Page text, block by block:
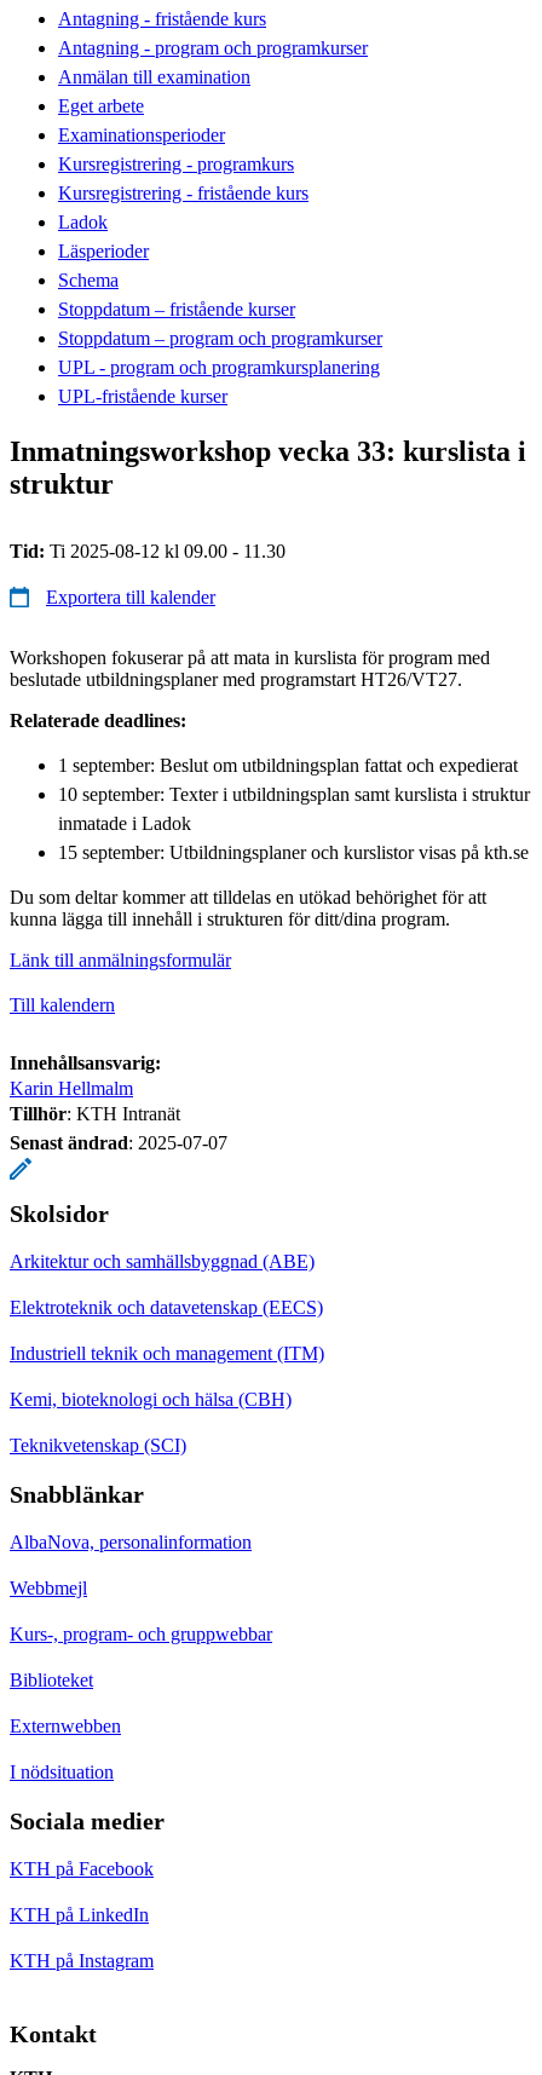
Antagning - fristående kurs
Antagning - program och programkurser
Anmälan till examination
Eget arbete
Examinationsperioder
Kursregistrering - programkurs
Kursregistrering - fristående kurs
Ladok
Läsperioder
Schema
Stoppdatum – fristående kurser
Stoppdatum – program och programkurser
UPL - program och programkursplanering
UPL-fristående kurser
Inmatningsworkshop vecka 33: kurslista i
struktur
Tid: Ti 2025-08-12 kl 09.00 - 11.30
Exportera till kalender
Workshopen fokuserar på att mata in kurslista för program med
beslutade utbildningsplaner med programstart HT26/VT27.
Relaterade deadlines:
1 september: Beslut om utbildningsplan fattat och expedierat
10 september: Texter i utbildningsplan samt kurslista i struktur
inmatade i Ladok
15 september: Utbildningsplaner och kurslistor visas på kth.se
Du som deltar kommer att tilldelas en utökad behörighet för att
kunna lägga till innehåll i strukturen för ditt/dina program.
Länk till anmälningsformulär
Till kalendern
Innehållsansvarig:
Karin Hellmalm
Tillhör: KTH Intranät
Senast ändrad: 2025-07-07
Skolsidor
Arkitektur och samhällsbyggnad (ABE)
Elektroteknik och datavetenskap (EECS)
Industriell teknik och management (ITM)
Kemi, bioteknologi och hälsa (CBH)
Teknikvetenskap (SCI)
Snabblänkar
AlbaNova, personalinformation
Webbmejl
Kurs-, program- och gruppwebbar
Biblioteket
Externwebben
I nödsituation
Sociala medier
KTH på Facebook
KTH på LinkedIn
KTH på Instagram
Kontakt